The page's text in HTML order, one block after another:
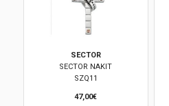
SECTOR
SECTOR NAKIT
SZQ11
47,00€